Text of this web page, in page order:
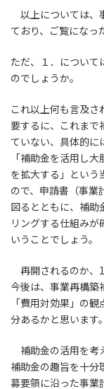
以上については、
ており、ご覧になっ
ただ、１．について
のでしょうか。
これ以上何も言及さ
要するに、これまで
ていない、具体的に
「補助金を活用し
を拡大する」という
ので、申請書（事業
図るとともに、補助
リングする仕組み
いうことでしょう。
再開されるのか、
今後は、事業再構築
「費用対効果」の
分あるかと思います。
補助金の活用を考
補助金の趣旨を十分
募要領に沿った事業